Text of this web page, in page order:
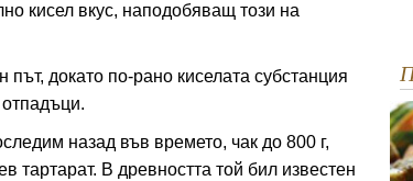
кисел вкус, наподобяващ този на
докато по-рано киселата субстанция
назад във времето, чак до 800 г,
тартарат. В древността той бил известен